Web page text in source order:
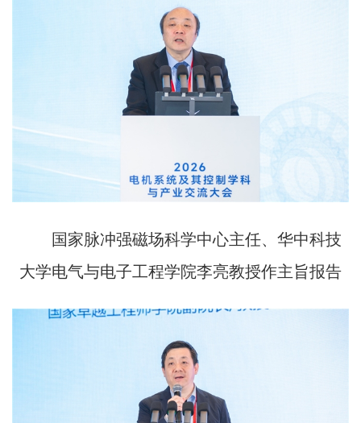
国家脉冲强磁场科学中心主任、华中科技
大学电气与电子工程学院李亮教授作主旨报告